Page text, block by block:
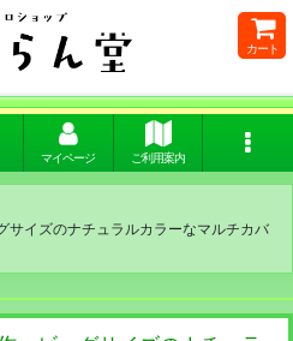
カート
マイページ ご利用案内
イズのナチュラルカラーなマルチカバ